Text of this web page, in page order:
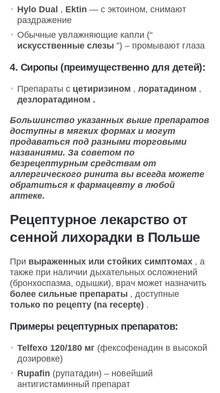
Hylo Dual , Ektin — с эктоином, снимают
раздражение
Обычные увлажняющие капли (“
искусственные слезы ”) – промывают глаза
4. Сиропы (преимущественно для детей):
Препараты с цетиризином , лоратадином ,
дезлоратадином .
Большинство указанных выше препаратов
доступны в мягких формах и могут
продаваться под разными торговыми
названиями. За советом по
безрецептурным средствам от
аллергического ринита вы всегда можете
обратиться к фармацевту в любой
аптеке.
Рецептурное лекарство от
сенной лихорадки в Польше
При выраженных или стойких симптомах , а
также при наличии дыхательных осложнений
(бронхоспазма, одышки), врач может назначить
более сильные препараты , доступные
только по рецепту (na receptę) .
Примеры рецептурных препаратов:
Telfexo 120/180 мг (фексофенадин в высокой
дозировке)
Rupafin (рупатадин) – новейший
антигистаминный препарат